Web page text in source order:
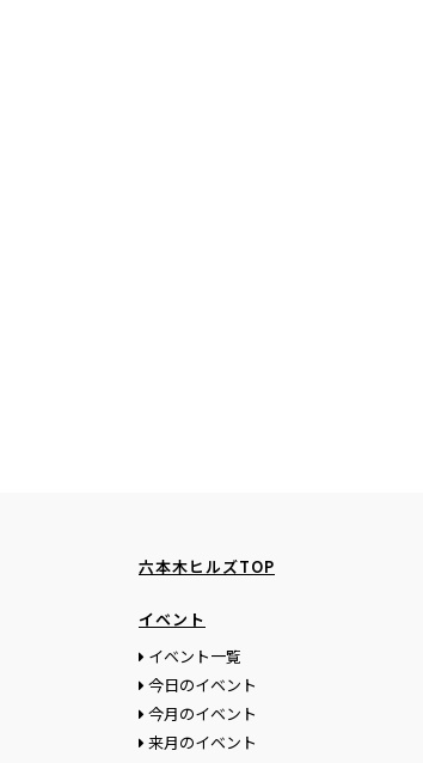
六本木ヒルズTOP
イベント
イベント一覧
今日のイベント
今月のイベント
来月のイベント